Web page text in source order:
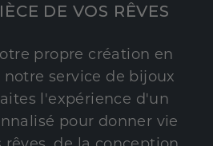
DE VOS RÊVES
propre création en
service de bijoux
l'expérience d'un
pour donner vie